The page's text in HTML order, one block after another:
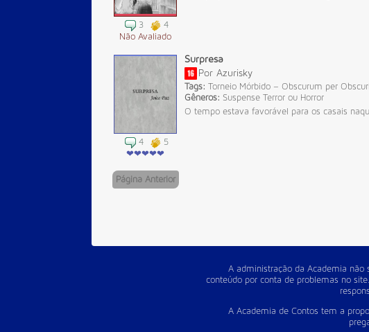
3
4
Não Avaliado
4
5
❤❤❤❤❤
Surpresa
Por Azurisky
Tags: Torneio Mórbido – Obscurum per
Gêneros: Suspense Terror ou Horror
O tempo estava favorável para os casais
Página Anterior
A administração da Academia não
conteúdo por conta de problemas no
A Academia de Contos tem a